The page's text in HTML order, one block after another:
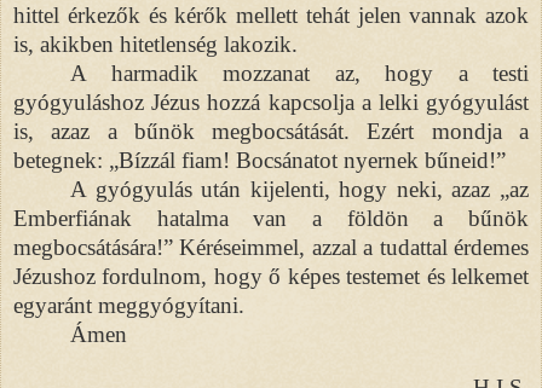
hittel érkezők és kérők mellett tehát jelen vannak azok
is, akikben hitetlenség lakozik.
A harmadik mozzanat az, hogy a testi
gyógyuláshoz Jézus hozzá kapcsolja a lelki gyógyulást
is, azaz a bűnök megbocsátását. Ezért mondja a
betegnek: „Bízzál fiam! Bocsánatot nyernek bűneid!”
A gyógyulás után kijelenti, hogy neki, azaz „az
Emberfiának hatalma van a földön a bűnök
megbocsátására!” Kéréseimmel, azzal a tudattal érdemes
Jézushoz fordulnom, hogy ő képes testemet és lelkemet
egyaránt meggyógyítani.
Ámen